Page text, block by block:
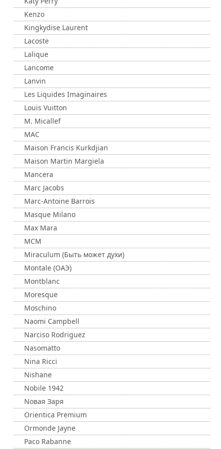
Kenzo
Kingkydise Laurent
Lacoste
Lalique
Lancome
Lanvin
Les Liquides Imaginaires
Louis Vuitton
M. Micallef
MAC
Maison Francis Kurkdjian
Maison Martin Margiela
Mancera
Marc Jacobs
Marc-Antoine Barrois
Masque Milano
Max Mara
MCM
Miraculum (Быть может духи)
Montale (ОАЭ)
Montblanc
Moresque
Moschino
Naomi Campbell
Narciso Rodriguez
Nasomatto
Nina Ricci
Nishane
Nobile 1942
Nовая Заря
Orientica Premium
Ormonde Jayne
Paco Rabanne